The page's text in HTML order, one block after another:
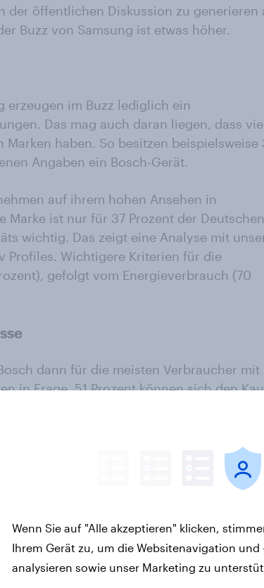
der öffentlichen Diskussion zu generieren
Buzz von Samsung ist etwas höher.
erzeugen im Buzz lediglich ein
Das mag auch daran liegen, dass
haben. So besitzen beispielsweise
Angaben ein Bosch-Gerät.
auf ihrem hohen Ansehen in
Marke ist nur für 37 Prozent der
wichtig. Das zeigt eine Analyse mit
Profiles. Wichtigere Kriterien für die
gefolgt vom Energieverbrauch (70
dann für die meisten Verbraucher mit
in Frage. 51 Prozent können sich den
gigantisches Marktpotenzial. Siemens
und AEG 37 Prozent. Trotz der großen
nur bei 45 Prozent der Befragten auf
kein rein deutsches Phänomen. Auch in
Königreich schafft es die Marke in
Ranking erreicht Bosch Platz 13. Eine
sein als ein neues Smartphone, aber in
die Hersteller miteinander
Wenn Sie auf "Alle akzeptieren" klicken,
Ihrem Gerät zu, um die Websitenavigation
analysieren sowie unser Marketing zu